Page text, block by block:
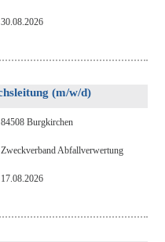
30.08.2026
(m/w/d)
84508 Burgkirchen
Zweckverband Abfallverwertung
17.08.2026